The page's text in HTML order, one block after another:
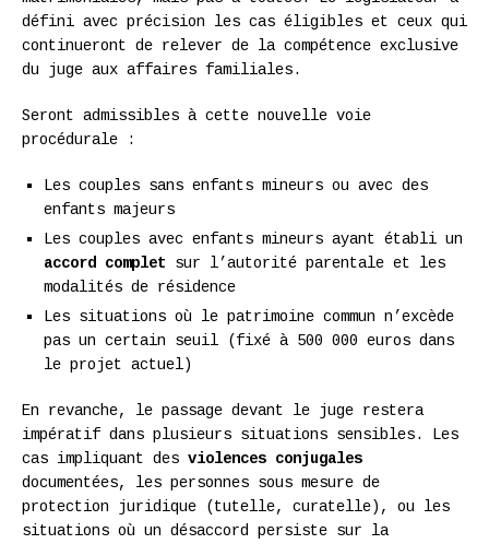
défini avec précision les cas éligibles et ceux qui
continueront de relever de la compétence exclusive
du juge aux affaires familiales.
Seront admissibles à cette nouvelle voie
procédurale :
Les couples sans enfants mineurs ou avec des
enfants majeurs
Les couples avec enfants mineurs ayant établi un
accord complet sur l’autorité parentale et les
modalités de résidence
Les situations où le patrimoine commun n’excède
pas un certain seuil (fixé à 500 000 euros dans
le projet actuel)
En revanche, le passage devant le juge restera
impératif dans plusieurs situations sensibles. Les
cas impliquant des violences conjugales
documentées, les personnes sous mesure de
protection juridique (tutelle, curatelle), ou les
situations où un désaccord persiste sur la